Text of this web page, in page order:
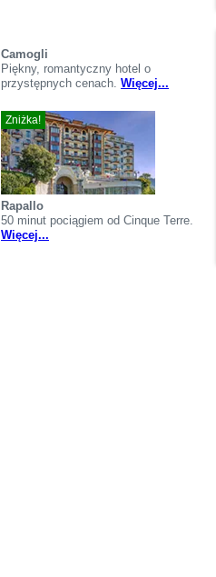
Camogli
Piękny, romantyczny hotel o
przystępnych cenach. Więcej...
Zniżka!
Rapallo
50 minut pociągiem od Cinque Terre.
Więcej...